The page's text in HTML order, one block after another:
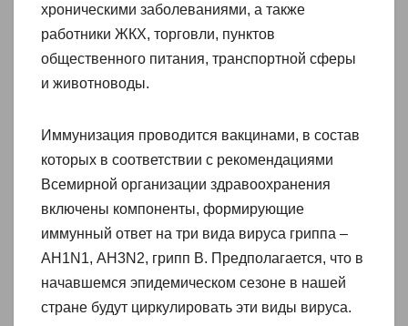
хроническими заболеваниями, а также
работники ЖКХ, торговли, пунктов
общественного питания, транспортной сферы
и животноводы.
Иммунизация проводится вакцинами, в состав
которых в соответствии с рекомендациями
Всемирной организации здравоохранения
включены компоненты, формирующие
иммунный ответ на три вида вируса гриппа –
АH1N1, АH3N2, грипп В. Предполагается, что в
начавшемся эпидемическом сезоне в нашей
стране будут циркулировать эти виды вируса.